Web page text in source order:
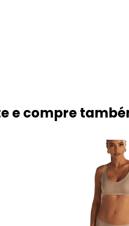
e compre